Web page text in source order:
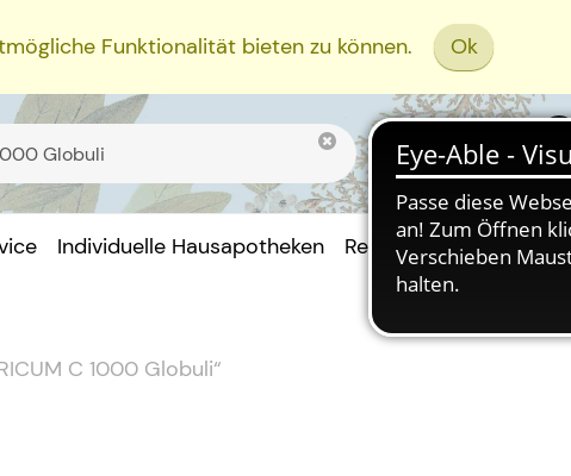
Funktionalität bieten zu können. Ok
Individuelle Hausapotheken Rezept Einreichen
C 1000 Globuli“